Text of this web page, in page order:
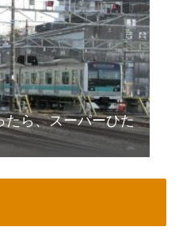
たら、スーパーひた